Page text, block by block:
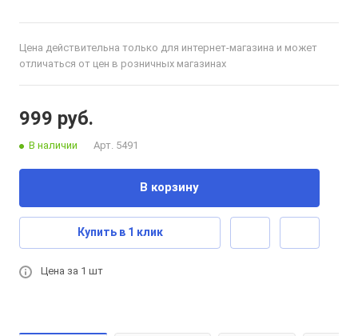
Цена действительна только для интернет-магазина и может
отличаться от цен в розничных магазинах
999 руб.
В наличии Арт. 5491
В корзину
Купить в 1 клик
Цена за 1 шт